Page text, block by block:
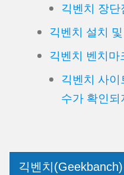
긱벤치 장단
긱벤치 설치
긱벤치 벤치
긱벤치 사
수가 확인
긱벤치